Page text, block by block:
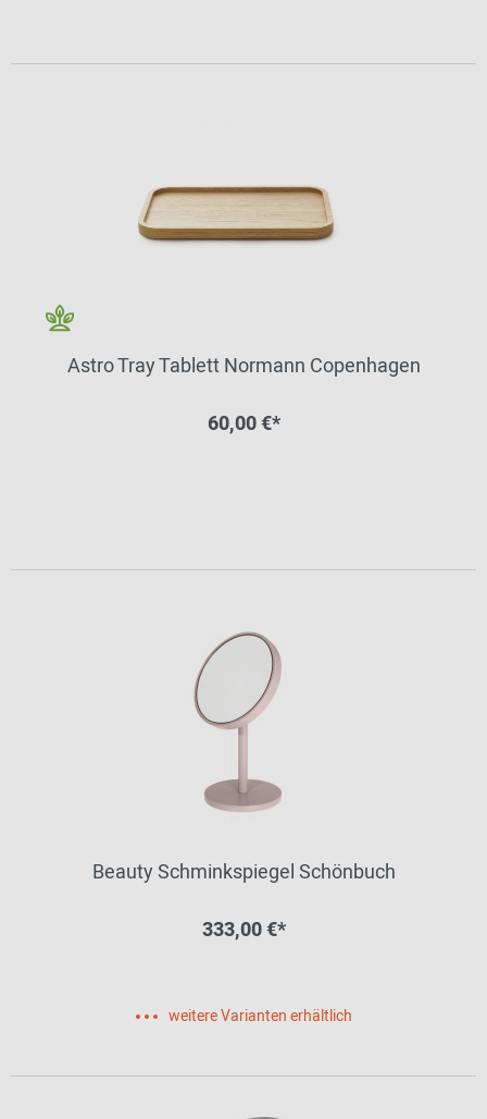
Astro Tray Tablett Normann Copenhagen
60,00 €*
Beauty Schminkspiegel Schönbuch
333,00 €*
weitere Varianten erhältlich